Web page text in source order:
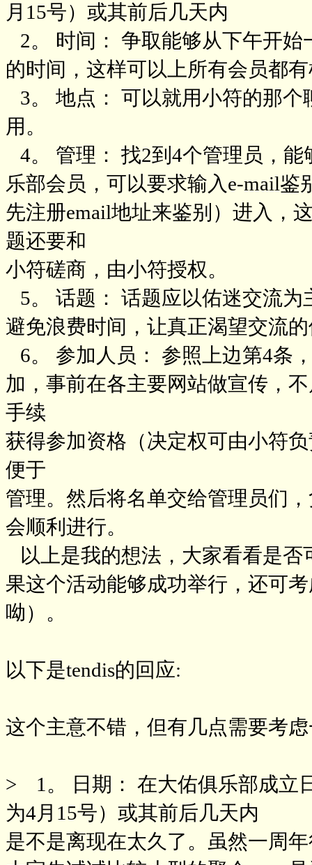
月15号）或其前后几天内
2。 时间： 争取能够从下午开始
的时间，这样可以上所有会员都
3。 地点： 可以就用小符的那
用。
4。 管理： 找2到4个管理员，
乐部会员，可以要求输入e-mail
先注册email地址来鉴别）进入，
题还要和
小符磋商，由小符授权。
5。 话题： 话题应以佑迷交流
避免浪费时间，让真正渴望交流
6。 参加人员： 参照上边第4条
加，事前在各主要网站做宣传，
手续
获得参加资格（决定权可由小符
便于
管理。然后将名单交给管理员们
会顺利进行。
以上是我的想法，大家看看是否
果这个活动能够成功举行，还可
呦）。
以下是tendis的回应:
这个主意不错，但有几点需要考
> 1。 日期： 在大佑俱乐部成立
为4月15号）或其前后几天内
是不是离现在太久了。虽然一周